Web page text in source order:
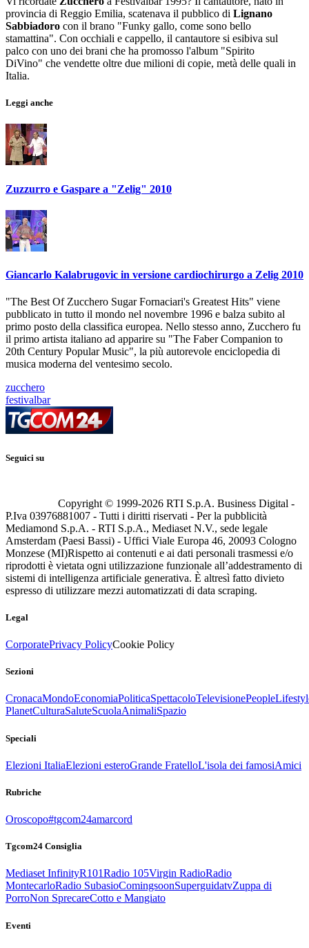
provincia di Reggio Emilia, scatenava il pubblico di Lignano
Sabbiadoro con il brano "Funky gallo, come sono bello
stamattina". Con occhiali e cappello, il cantautore si esibiva sul
palco con uno dei brani che ha promosso l'album "Spirito
DiVino" che vendette oltre due milioni di copie, metà delle quali in
Italia.
Leggi anche
Zuzzurro e Gaspare a "Zelig" 2010
Giancarlo Kalabrugovic in versione cardiochirurgo a Zelig 2010
"The Best Of Zucchero Sugar Fornaciari's Greatest Hits" viene
pubblicato in tutto il mondo nel novembre 1996 e balza subito al
primo posto della classifica europea. Nello stesso anno, Zucchero fu
il primo artista italiano ad apparire su "The Faber Companion to
20th Century Popular Music", la più autorevole enciclopedia di
musica moderna del ventesimo secolo.
zucchero
festivalbar
Seguici su
Copyright © 1999-2026 RTI S.p.A. Business Digital -
P.Iva 03976881007 - Tutti i diritti riservati - Per la pubblicità
Mediamond S.p.A. - RTI S.p.A., Mediaset N.V., sede legale
Amsterdam (Paesi Bassi) - Uffici Viale Europa 46, 20093 Cologno
Monzese (MI)Rispetto ai contenuti e ai dati personali trasmessi e/o
riprodotti è vietata ogni utilizzazione funzionale all’addestramento di
sistemi di intelligenza artificiale generativa. È altresì fatto divieto
espresso di utilizzare mezzi automatizzati di data scraping.
Legal
CorporatePrivacy PolicyCookie Policy
Sezioni
CronacaMondoEconomiaPoliticaSpettacoloTelevisionePeople
PlanetCulturaSaluteScuolaAnimaliSpazio
Speciali
Elezioni ItaliaElezioni esteroGrande FratelloL'isola dei famosiAmici
Rubriche
Oroscopo#tgcom24amarcord
Tgcom24 Consiglia
Mediaset InfinityR101Radio 105Virgin RadioRadio
MontecarloRadio SubasioComingsoonSuperguidatvZuppa di
PorroNon SprecareCotto e Mangiato
Eventi